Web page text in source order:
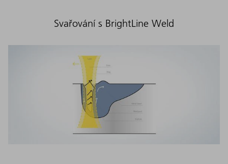
Svařování s BrightLine Weld